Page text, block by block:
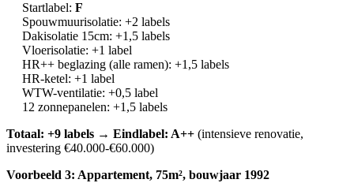
Startlabel: F
Spouwmuurisolatie: +2 labels
Dakisolatie 15cm: +1,5 labels
Vloerisolatie: +1 label
HR++ beglazing (alle ramen): +1,5 labels
HR-ketel: +1 label
WTW-ventilatie: +0,5 label
12 zonnepanelen: +1,5 labels
Totaal: +9 labels → Eindlabel: A++ (intensieve renovatie,
investering €40.000-€60.000)
Voorbeeld 3: Appartement, 75m², bouwjaar 1992